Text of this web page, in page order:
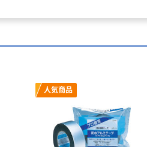
人気商品